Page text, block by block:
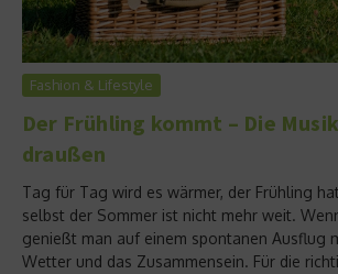
Fashion & Lifestyle
Der Frühling kommt – Die
draußen
Tag für Tag wird es wärmer, der Frühling
selbst der Sommer ist nicht mehr weit.
genießt man auf einem spontanen Ausflug
Wetter und das Zusammensein. Für die